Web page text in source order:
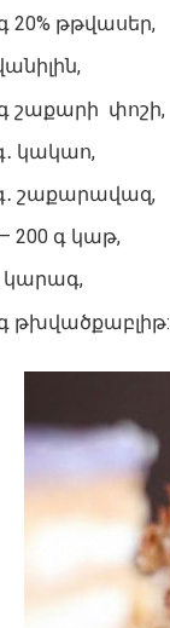
20% թթվասեր,
գ շաքարի փոշի,
կակաո,
շաքարավազ,
200 գ կաթ,
կարագ,
թխվածքաբլիթ: